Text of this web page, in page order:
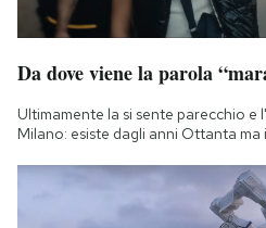
Da dove viene la parola
Ultimamente la si sente parecchio e
Milano: esiste dagli anni Ottanta